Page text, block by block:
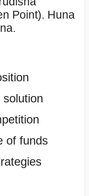
Point). Huna
of funds